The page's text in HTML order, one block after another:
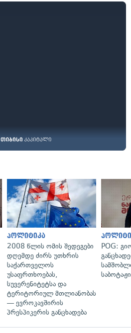
პოლიტიკა
2008 წლის ომის შედეგები
დღემდე ძირს უთხრის
საქართველოს
უსაფრთხოებას,
სუვერენიტეტსა და
ტერიტორიულ მთლიანობას
— ევროკავშირის
პრესპიკერის განცხადება
POG: